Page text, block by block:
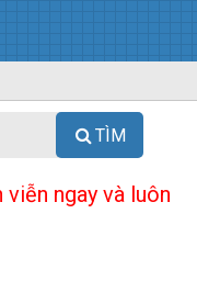
TÌM
ngay và luôn